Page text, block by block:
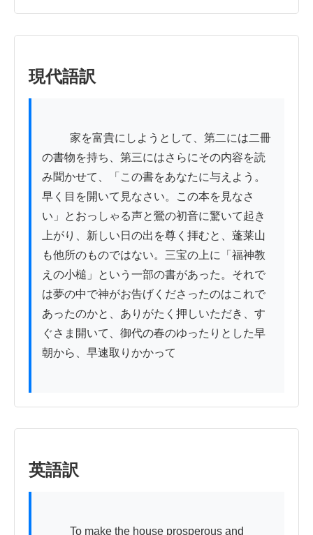
現代語訳
の書物を持ち、第三にはさらにその内容を読
み聞かせて、「この書をあなたに与えよう。
早く目を開いて見なさい。この本を見なさ
い」とおっしゃる声と鶯の初音に驚いて起き
上がり、新しい日の出を尊く拝むと、蓬莱山
も他所のものではない。三宝の上に「福神教
えの小槌」という一部の書があった。それで
は夢の中で神がお告げくださったのはこれで
あったのかと、ありがたく押しいただき、す
ぐさま開いて、御代の春のゆったりとした早
朝から、早速取りかかって
英語訳